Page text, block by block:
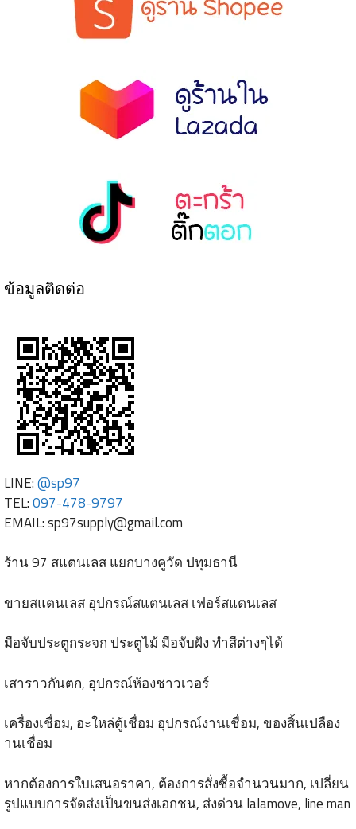
ข้อมูลติดต่อ
LINE:@sp97
TEL:097-478-9797
EMAIL:sp97supply@gmail.com
ร้าน 97 สแตนเลส แยกบางคูวัด ปทุมธานี
ขายสแตนเลส อุปกรณ์สแตนเลส เฟอร์สแตนเลส
มือจับประตูกระจก ประตูไม้ มือจับฝัง ทำสีต่างๆได้
เสาราวกันตก, อุปกรณ์ห้องชาวเวอร์
เครื่องเชื่อม, อะใหล่ตู้เชื่อม อุปกรณ์งานเชื่อม, ของสิ้นเปลือง
านเชื่อม
หากต้องการใบเสนอราคา, ต้องการสั่งซื้อจำนวนมาก, เปลี่ยน
รูปแบบการจัดส่งเป็นขนส่งเอกชน, ส่งด่วน lalamove, line man